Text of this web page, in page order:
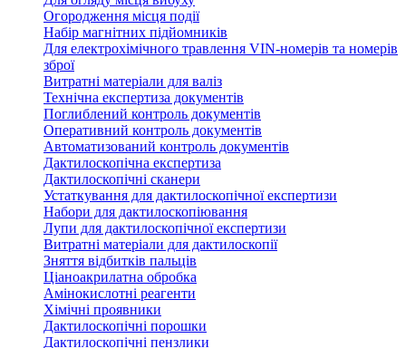
Огородження місця події
Набір магнітних підйомників
Для електрохімічного травлення VIN-номерів та номерів
зброї
Витратні матеріали для валіз
Технічна експертиза документів
Поглиблений контроль документів
Оперативний контроль документів
Автоматизований контроль документів
Дактилоскопічна експертиза
Дактилоскопічні сканери
Устаткування для дактилоскопічної експертизи
Набори для дактилоскопіювання
Лупи для дактилоскопічної експертизи
Витратні матеріали для дактилоскопії
Зняття відбитків пальців
Ціаноакрилатна обробка
Амінокислотні реагенти
Хімічні проявники
Дактилоскопічні порошки
Дактилоскопічні пензлики